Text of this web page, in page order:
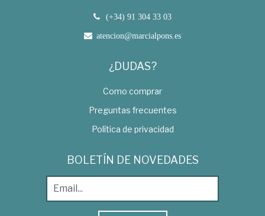
(+34) 91 304 33 03
atencion@marcialpons.es
¿DUDAS?
Como comprar
Preguntas frecuentes
Política de privacidad
BOLETÍN DE NOVEDADES